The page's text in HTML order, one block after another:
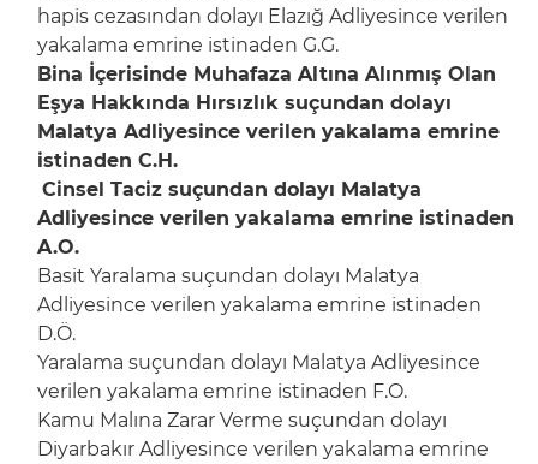
hapis cezasından dolayı Elazığ Adliyesince verilen
yakalama emrine istinaden G.G.
Bina İçerisinde Muhafaza Altına Alınmış Olan
Eşya Hakkında Hırsızlık suçundan dolayı
Malatya Adliyesince verilen yakalama emrine
istinaden C.H.
Cinsel Taciz suçundan dolayı Malatya
Adliyesince verilen yakalama emrine istinaden
A.O.
Basit Yaralama suçundan dolayı Malatya
Adliyesince verilen yakalama emrine istinaden
D.Ö.
Yaralama suçundan dolayı Malatya Adliyesince
verilen yakalama emrine istinaden F.O.
Kamu Malına Zarar Verme suçundan dolayı
Diyarbakır Adliyesince verilen yakalama emrine